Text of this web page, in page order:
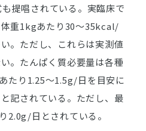
提唱されている。実臨床で
重1kgあたり30～35kcal/
。ただし、これらは実測値
。たんぱく質必要量は各種
たり1.25～1.5g/日を目安に
記されている。ただし、最
2.0g/日とされている。